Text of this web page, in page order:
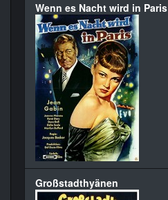
Wenn es Nacht wird in Paris
Großstadthyänen